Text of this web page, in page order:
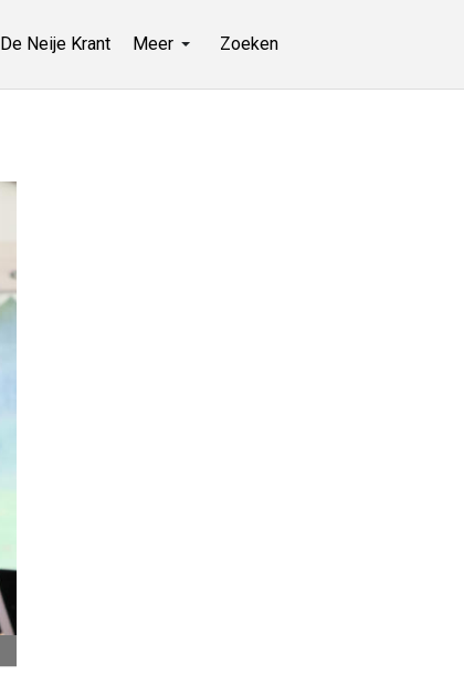
De Neije Krant Meer Zoeken